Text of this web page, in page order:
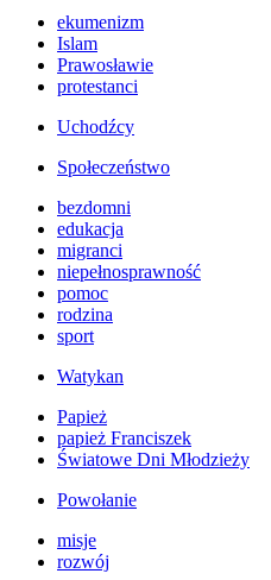
ekumenizm
Islam
Prawosławie
protestanci
Uchodźcy
Społeczeństwo
bezdomni
edukacja
migranci
niepełnosprawność
pomoc
rodzina
sport
Watykan
Papież
papież Franciszek
Światowe Dni Młodzieży
Powołanie
misje
rozwój